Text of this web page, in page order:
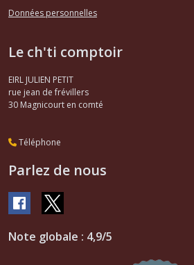
Données personnelles
Le ch'ti comptoir
EIRL JULIEN PETIT
rue jean de frévillers
30 Magnicourt en comté
Téléphone
Parlez de nous
Note globale : 4,9/5